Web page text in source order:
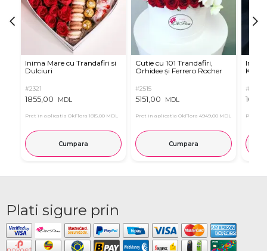
Inima Mare cu Trandafiri si
Dulciuri
#2321
1855,00 MDL
Pret in aplicatia OkFlora 1815,00 MDL
Cumpara
Cutie cu 101 Trandafiri,
Orhidee și Ferrero Rocher
#2515
5151,00 MDL
Pret in aplicatia OkFlora 4949,00 MDL
Cumpara
Inimă
#3046
Pret in
Plati sigure prin